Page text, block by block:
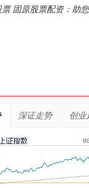
固原股票配资：助
深证走势 创业